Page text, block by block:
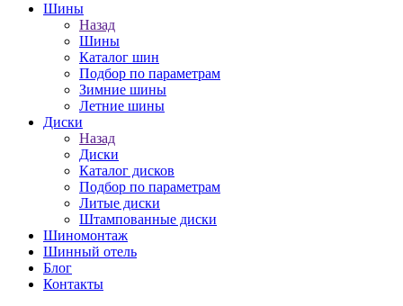
Шины
Назад
Шины
Каталог шин
Подбор по параметрам
Зимние шины
Летние шины
Диски
Назад
Диски
Каталог дисков
Подбор по параметрам
Литые диски
Штампованные диски
Шиномонтаж
Шинный отель
Блог
Контакты